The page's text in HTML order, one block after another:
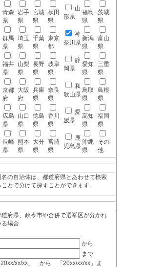
青森
県
岩手
県
宮城
県
秋田
県
山
形県
福島
県
茨城
県
群馬
県
埼玉
県
千葉
県
東京
都
神
奈川県
新潟
県
富山
県
福井
県
山梨
県
長野
県
岐阜
県
静
岡県
愛知
県
三重
県
京都
府
大阪
府
兵庫
県
奈良
県
和
歌山県
鳥取
県
島根
県
広島
県
山口
県
徳島
県
香川
県
愛
媛県
高知
県
福岡
県
長崎
県
熊本
県
大分
県
宮崎
県
鹿
児島県
沖縄
県
その
他
の自治体は、都道府県とあわせて検索
とで分けて探すことができます。
府県、政令市や合併で選挙区が分かれ
る場合
から
まで
xx/xx」 から 「20xx/xx/xx」ま